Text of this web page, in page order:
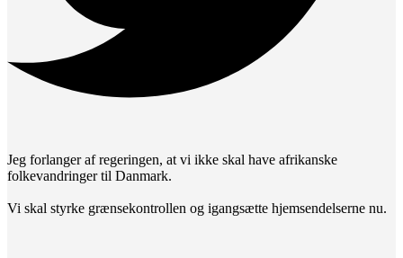
Jeg forlanger af regeringen, at vi ikke skal have afrikanske
folkevandringer til Danmark.
Vi skal styrke grænsekontrollen og igangsætte hjemsendelserne nu.